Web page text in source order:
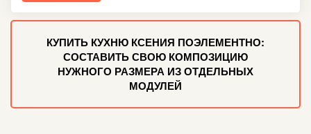
КУПИТЬ КУХНЮ КСЕНИЯ ПОЭЛЕМЕНТНО:
СОСТАВИТЬ СВОЮ КОМПОЗИЦИЮ
НУЖНОГО РАЗМЕРА ИЗ ОТДЕЛЬНЫХ
МОДУЛЕЙ